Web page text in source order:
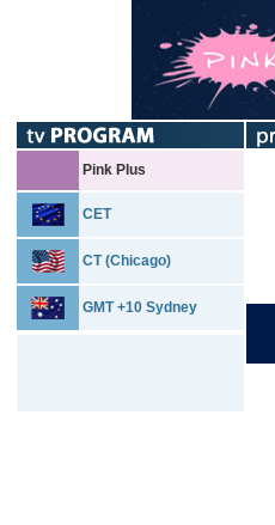
Pink Plus
CET
CT (Chicago)
GMT +10 Sydney